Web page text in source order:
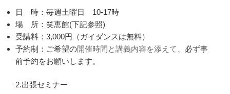
日 時：毎週土曜日 10-17時
場 所：笑恵館(下記参照)
受講料：3,000円（ガイダンスは無料）
予約制：ご希望の開催時間と講義内容を添えて、 必ず事
前予約をお願いします。
2.出張セミナー